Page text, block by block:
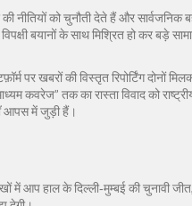
की नीतियों को चुनौती देते हैं और
बयानों के साथ मिश्रित हो कर बड़े
पर खबरों की विस्तृत रिपोर्टिंगदोनों
कवरेज” तक का रास्ता विवाद को
आपस में जुड़ी हैं।
आप हाल के दिल्ली‑मुम्बई की चुनावी